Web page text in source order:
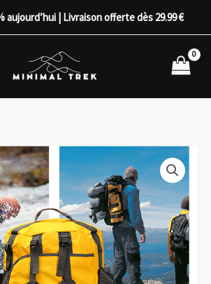
aujourd’hui | Livraison offerte dès 29.99 €